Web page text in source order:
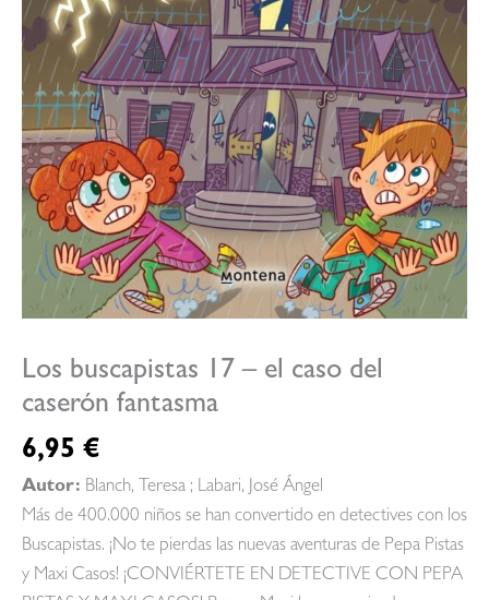
Los buscapistas 17 – el caso del
caserón fantasma
6,95 €
Autor: Blanch, Teresa ; Labari, José Ángel
Más de 400.000 niños se han convertido en detectives con los
Buscapistas. ¡No te pierdas las nuevas aventuras de Pepa Pistas
y Maxi Casos! ¡CONVIÉRTETE EN DETECTIVE CON PEPA